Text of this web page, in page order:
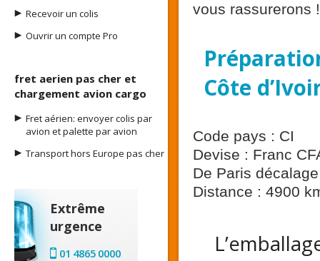
Recevoir un colis
Ouvrir un compte Pro
fret aerien pas cher et
chargement avion cargo
Fret aérien: envoyer colis par
avion et palette par avion
Transport hors Europe pas cher
Extrême
urgence
01 4865 0000
vous rassurerons !
Côte
Code pays : CI
Devise : Franc
De Paris
Distance : 4900